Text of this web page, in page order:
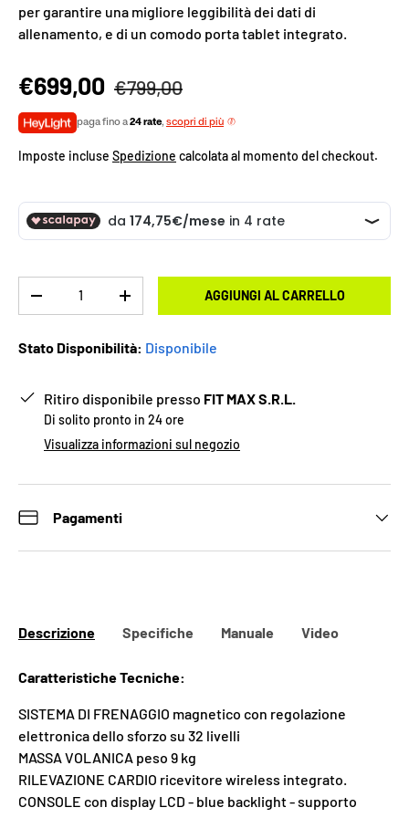
per garantire una migliore leggibilità dei dati di
allenamento, e di un comodo porta tablet integrato.
€699,00 €799,00
paga fino a24 rate, scopri di più
Imposte incluse Spedizione calcolata al momento del checkout.
-
+ AGGIUNGI AL CARRELLO
Stato Disponibilità: Disponibile
Ritiro disponibile presso FIT MAX S.R.L.
Di solito pronto in 24 ore
Visualizza informazioni sul negozio
Pagamenti
Descrizione Specifiche Manuale Video
Caratteristiche Tecniche:
SISTEMA DI FRENAGGIO magnetico con regolazione
elettronica dello sforzo su 32 livelli
MASSA VOLANICA peso 9 kg
RILEVAZIONE CARDIO ricevitore wireless integrato.
CONSOLE con display LCD - blue backlight - supporto